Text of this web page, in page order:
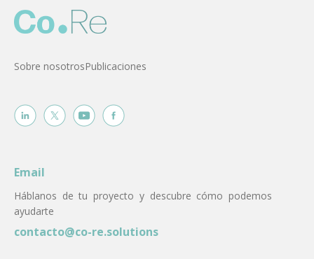
Sobre nosotrosPublicaciones
Email
Háblanos de tu proyecto y descubre cómo podemos
ayudarte
contacto@co-re.solutions